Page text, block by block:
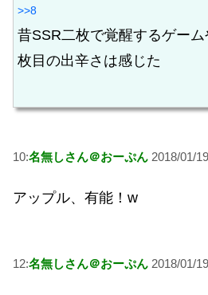
>>8
昔SSR二枚で覚醒するゲー
枚目の出辛さは感じた
10:名無しさん＠おーぷん 2018/01/
アップル、有能！w
12:名無しさん＠おーぷん 2018/01/